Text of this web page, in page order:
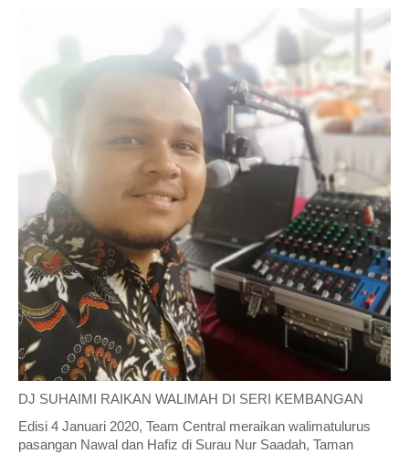
DJ SUHAIMI RAIKAN WALIMAH DI SERI KEMBANGAN
Edisi 4 Januari 2020, Team Central meraikan walimatulurus
pasangan Nawal dan Hafiz di Surau Nur Saadah, Taman